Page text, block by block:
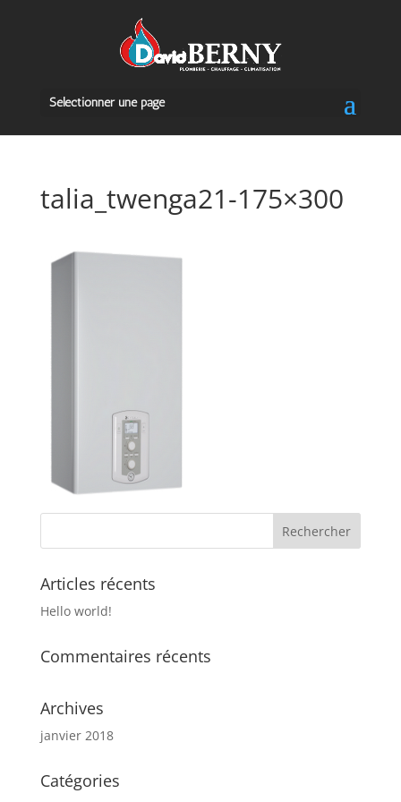
Sélectionner une page
talia_twenga21-175×300
Articles récents
Hello world!
Commentaires récents
Archives
janvier 2018
Catégories